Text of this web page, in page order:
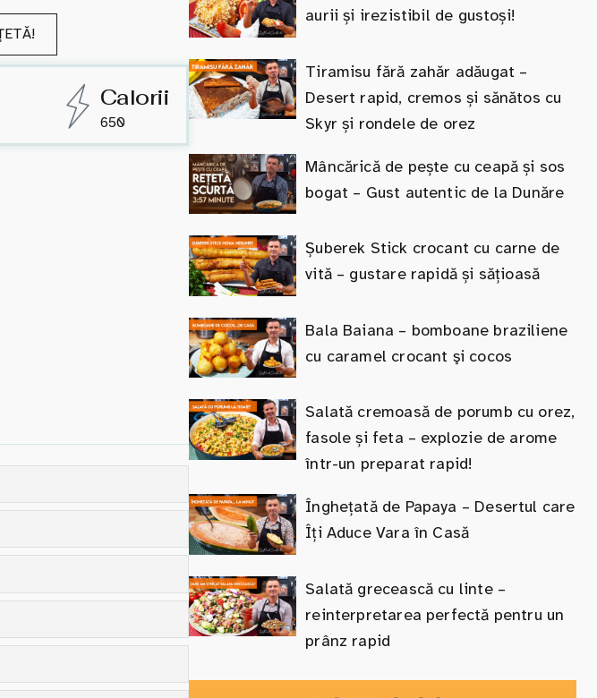
Calorii
650
aurii și irezistibil de gustoși!
Tiramisu fără zahăr adăugat –
Desert rapid, cremos și sănătos cu
Skyr și rondele de orez
Mâncărică de pește cu ceapă și sos
bogat – Gust autentic de la Dunăre
Șuberek Stick crocant cu carne de
vită – gustare rapidă și sățioasă
Bala Baiana – bomboane braziliene
cu caramel crocant şi cocos
Salată cremoasă de porumb cu orez,
fasole și feta – explozie de arome
într-un preparat rapid!
Înghețată de Papaya – Desertul care
Îți Aduce Vara în Casă
Salată grecească cu linte –
reinterpretarea perfectă pentru un
prânz rapid